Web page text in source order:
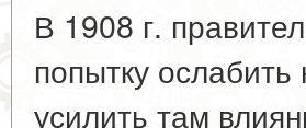
В 1908 г.
попытку
усилить там